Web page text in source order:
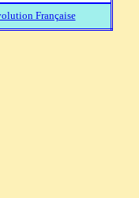
Française